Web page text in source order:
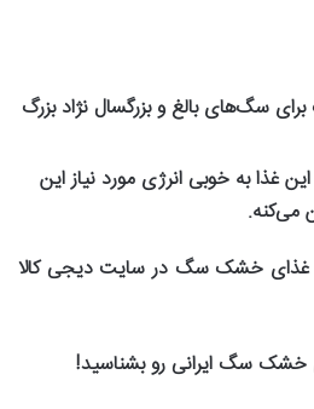
سگ‌های بالغ و بزرگسال نژاد بزرگ
غذا به خوبی انرژی مورد نیاز این
می‌کنه.
غذای خشک سگ در سایت دیجی کالا
خشک سگ ایرانی رو بشناسید!